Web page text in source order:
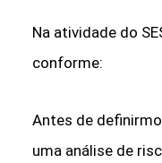
Na atividade do
conforme:
Antes de
uma análise de